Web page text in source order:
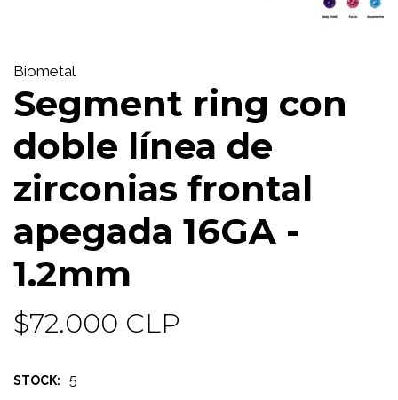
Biometal
Segment ring con
doble línea de
zirconias frontal
apegada 16GA -
1.2mm
$72.000 CLP
STOCK: 5